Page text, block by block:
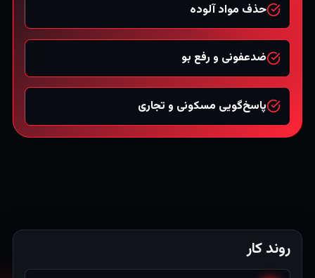
حذف مواد آلوده
ضدعفونی و رفع بو
پاسخ‌گویی مسکونی و تجاری
روند کار